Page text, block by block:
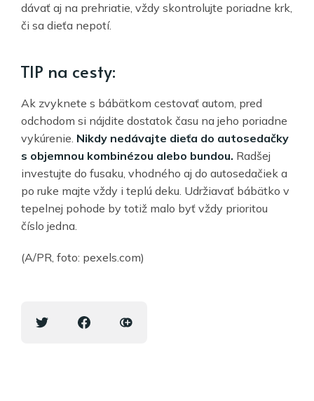
dávať aj na prehriatie, vždy skontrolujte poriadne krk,
či sa dieťa nepotí.
TIP na cesty:
Ak zvyknete s bábätkom cestovať autom, pred
odchodom si nájdite dostatok času na jeho poriadne
vykúrenie. Nikdy nedávajte dieťa do autosedačky
s objemnou kombinézou alebo bundou. Radšej
investujte do fusaku, vhodného aj do autosedačiek a
po ruke majte vždy i teplú deku. Udržiavať bábätko v
tepelnej pohode by totiž malo byť vždy prioritou
číslo jedna.
(A/PR, foto: pexels.com)